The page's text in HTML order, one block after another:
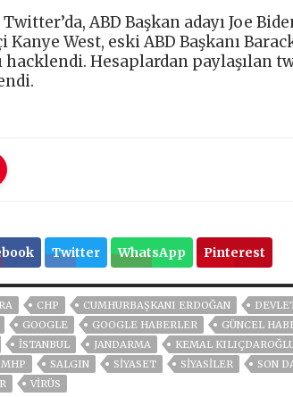
ABD Başkan adayı Joe
West, eski ABD Başkanı
Hesaplardan paylaşılan
Twitter WhatsApp Pinterest
CHP CUMHURBAŞKANI ERDOĞAN
GOOGLE GOOGLE HABERLER GÜNCEL
ISTANBUL JANDARMA KEMAL
MHP SALGIN SİYASET SİYASİLER SON
VIRÜS